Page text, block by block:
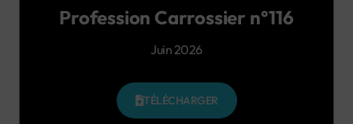
Profession Carrossier n°116
Juin 2026
TÉLÉCHARGER